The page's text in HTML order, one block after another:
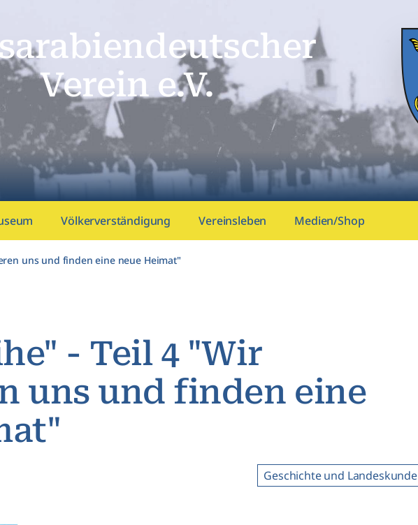
Verein e.V.
Völkerverständigung Vereinsleben Medien/Shop
uns und finden eine neue Heimat"
- Teil 4 "Wir
uns und finden eine
Geschichte und Landeskunde